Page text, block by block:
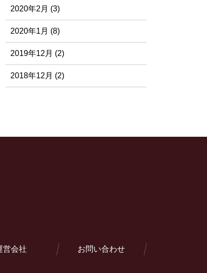
2020年2月 (3)
2020年1月 (8)
2019年12月 (2)
2018年12月 (2)
営会社 お問い合わせ